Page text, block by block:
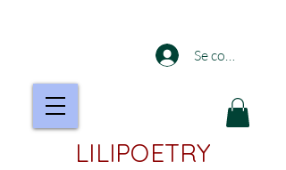
Se connecter
LILIPOETRY